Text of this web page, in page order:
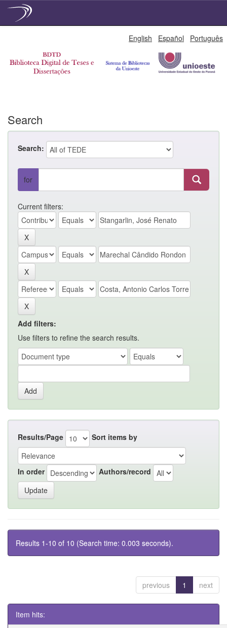
English Español Português
Search
Search:
for
Current filters:
Add filters:
Use filters to refine the search results.
Results/Page Sort items by
In order Authors/record
Results 1-10 of 10 (Search time: 0.003 seconds).
previous 1 next
Item hits: